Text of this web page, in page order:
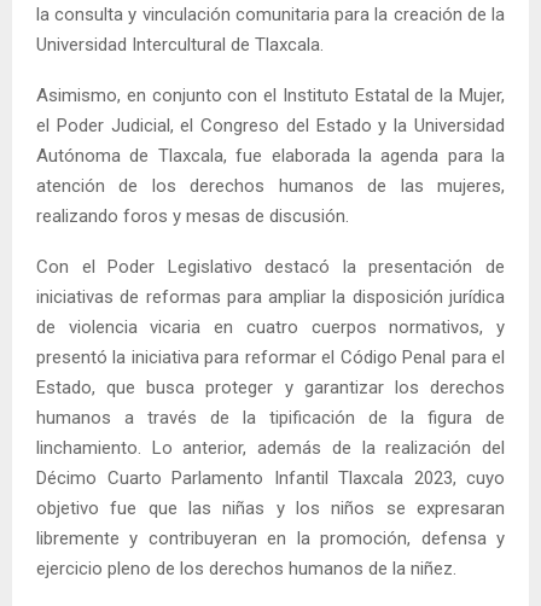
la consulta y vinculación comunitaria para la creación de la
Universidad Intercultural de Tlaxcala.
Asimismo, en conjunto con el Instituto Estatal de la Mujer,
el Poder Judicial, el Congreso del Estado y la Universidad
Autónoma de Tlaxcala, fue elaborada la agenda para la
atención de los derechos humanos de las mujeres,
realizando foros y mesas de discusión.
Con el Poder Legislativo destacó la presentación de
iniciativas de reformas para ampliar la disposición jurídica
de violencia vicaria en cuatro cuerpos normativos, y
presentó la iniciativa para reformar el Código Penal para el
Estado, que busca proteger y garantizar los derechos
humanos a través de la tipificación de la figura de
linchamiento. Lo anterior, además de la realización del
Décimo Cuarto Parlamento Infantil Tlaxcala 2023, cuyo
objetivo fue que las niñas y los niños se expresaran
libremente y contribuyeran en la promoción, defensa y
ejercicio pleno de los derechos humanos de la niñez.